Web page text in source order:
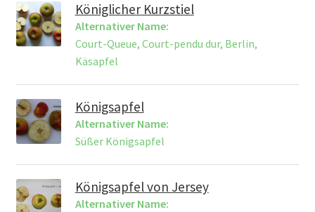
Königlicher Kurzstiel
Alternativer Name:
Court-Queue, Court-pendu dur, Berlin,
Käsapfel
Königsapfel
Alternativer Name:
Süßer Königsapfel
Königsapfel von Jersey
Alternativer Name: